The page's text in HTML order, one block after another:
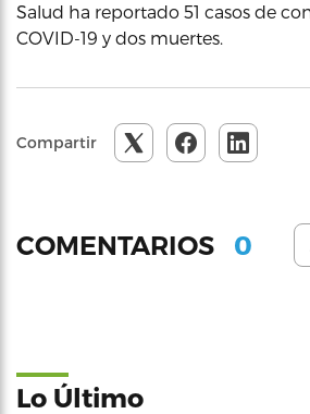
Salud ha reportado 51 casos de
COVID-19 y dos muertes.
Compartir
COMENTARIOS 0
Lo Último